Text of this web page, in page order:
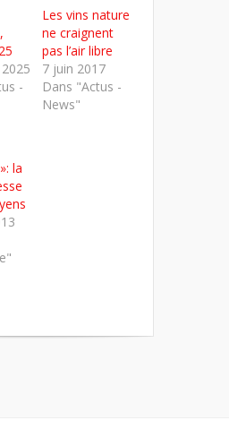
nouvelle
fenêtre)
une
nouvelle
fenêtre)
-
Les vins nature
ne craignent
pas l’air libre
7 juin 2017
Dans "Actus -
News"
la